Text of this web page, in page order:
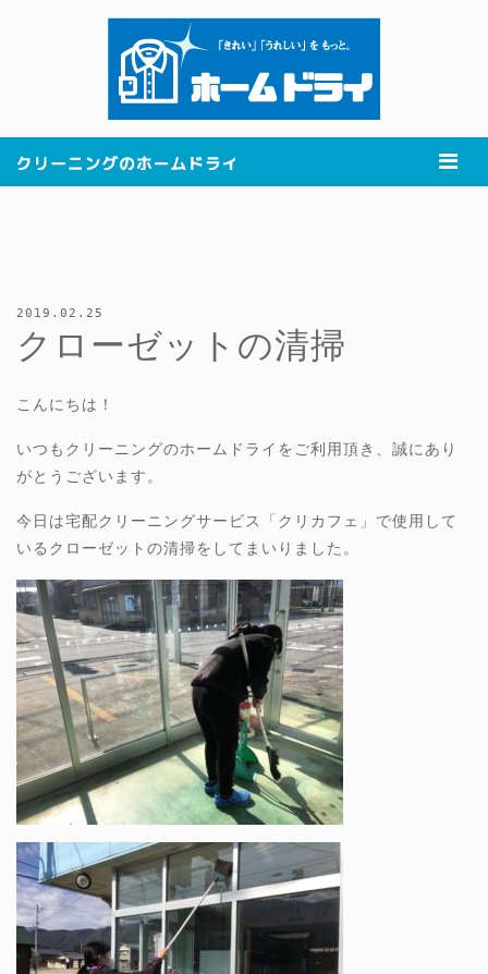
2019.02.25
クローゼットの清掃
こんにちは！
いつもクリーニングのホームドライをご利用頂き、誠にあり
がとうございます。
今日は宅配クリーニングサービス「クリカフェ」で使用して
いるクローゼットの清掃をしてまいりました。